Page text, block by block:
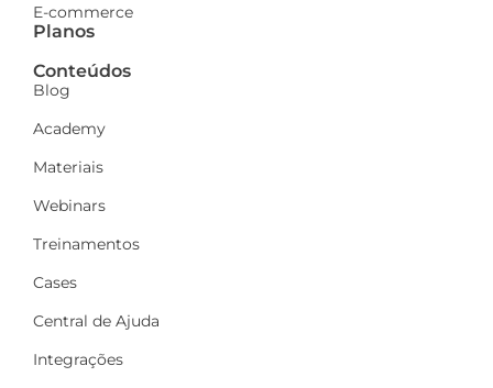
E-commerce
Planos
Conteúdos
Blog
Academy
Materiais
Webinars
Treinamentos
Cases
Central de Ajuda
Integrações